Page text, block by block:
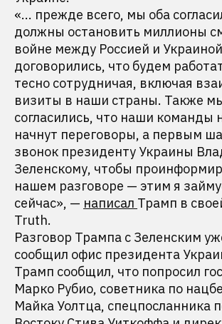
«... прежде всего, мы оба
должны остановить миллионы
войне между Россией и
договорились, что будем
тесно сотрудничая, включая
визиты в наши страны. Также
согласились, что наши команды
начнут переговоры, а первым
звонок президенту Украины
Зеленскому, чтобы
нашем разговоре — этим я
сейчас», — написал Трамп в
Truth.
Разговор Трампа с Зеленским
сообщил офис президента
Трамп сообщил, что попросил
Марко Рубио, советника по
Майка Уолтца, спецпосланника